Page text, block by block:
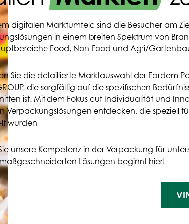
digitalen Marktumfeld sind die Besucher am
in einem breiten Spektrum von
Food, Non-Food und Agri/
Sie die detaillierte Marktauswahl der Fardem
die sorgfältig auf die spezifischen
ist. Mit dem Fokus auf Individualität und
Verpackungslösungen entdecken, die speziell
wurden
unsere Kompetenz in der Verpackung für
maßgeschneiderten Lösungen beginnt hier!